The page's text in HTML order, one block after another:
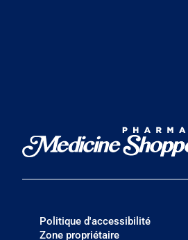
Politique d'accessibilité
Zone propriétaire